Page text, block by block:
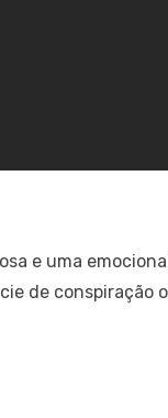
e uma
de conspiração